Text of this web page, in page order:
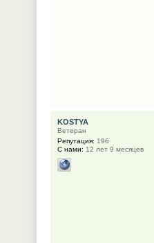
KOSTYA
Ветеран
Репутация: 196
С нами: 12 лет 9 месяцев